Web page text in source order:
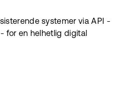
systemer via API -
for en helhetlig digital